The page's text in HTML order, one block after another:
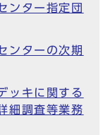
ンター指定団
ンターの次期
ッキに関する
細調査等業務